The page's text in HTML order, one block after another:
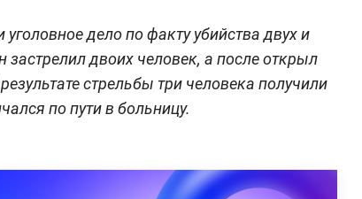
дело по факту убийства двух и
двоих человек, а после открыл
стрельбы три человека получили
по пути в больницу.